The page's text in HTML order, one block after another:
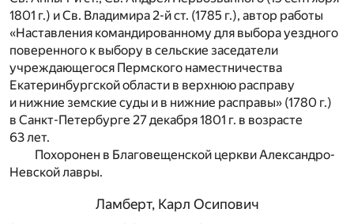
1801 г.) и Св. Владимира 2-й ст. (1785 г.), автор работы
«Наставления командированному для выбора уездного
поверенного к выбору в сельские заседатели
учреждающегося Пермского наместничества
Екатеринбургской области в верхнюю расправу
и нижние земские суды и в нижние расправы» (1780 г.)
в Санкт-Петербурге 27 декабря 1801 г. в возрасте
63 лет.
Похоронен в Благовещенской церкви Александро-
Невской лавры.
Ламберт, Карл Осипович